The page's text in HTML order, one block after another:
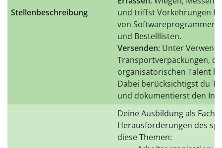
Stellenbeschreibung
und triffst Vorkehrungen
von Softwareprogrammen
und Bestelllisten.
Versenden: Unter
Transportverpackungen,
organisatorischen Talent
Dabei berücksichtigst du
und dokumentierst den
Deine Ausbildung als
Herausforderungen des
diese Themen: